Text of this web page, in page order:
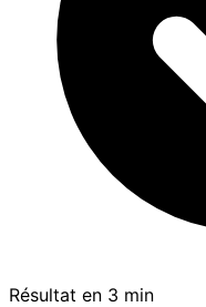
Résultat en 3 min